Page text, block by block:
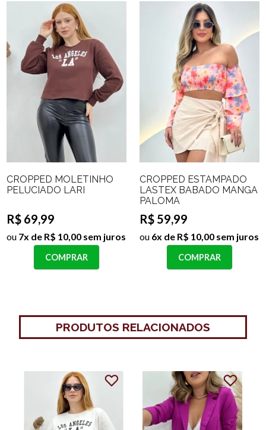
CROPPED MOLETINHO
PELUCIADO LARI
R$ 69,99
ou 7x de R$ 10,00 sem juros
COMPRAR
CROPPED ESTAMPADO
LASTEX BABADO MANGA
PALOMA
R$ 59,99
ou 6x de R$ 10,00 sem juros
COMPRAR
PRODUTOS RELACIONADOS